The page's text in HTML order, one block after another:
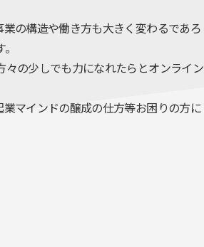
の構造や働き方も大きく変わるであろ
の少しでも力になれたらとオンライン
マインドの醸成の仕方等お困りの方に